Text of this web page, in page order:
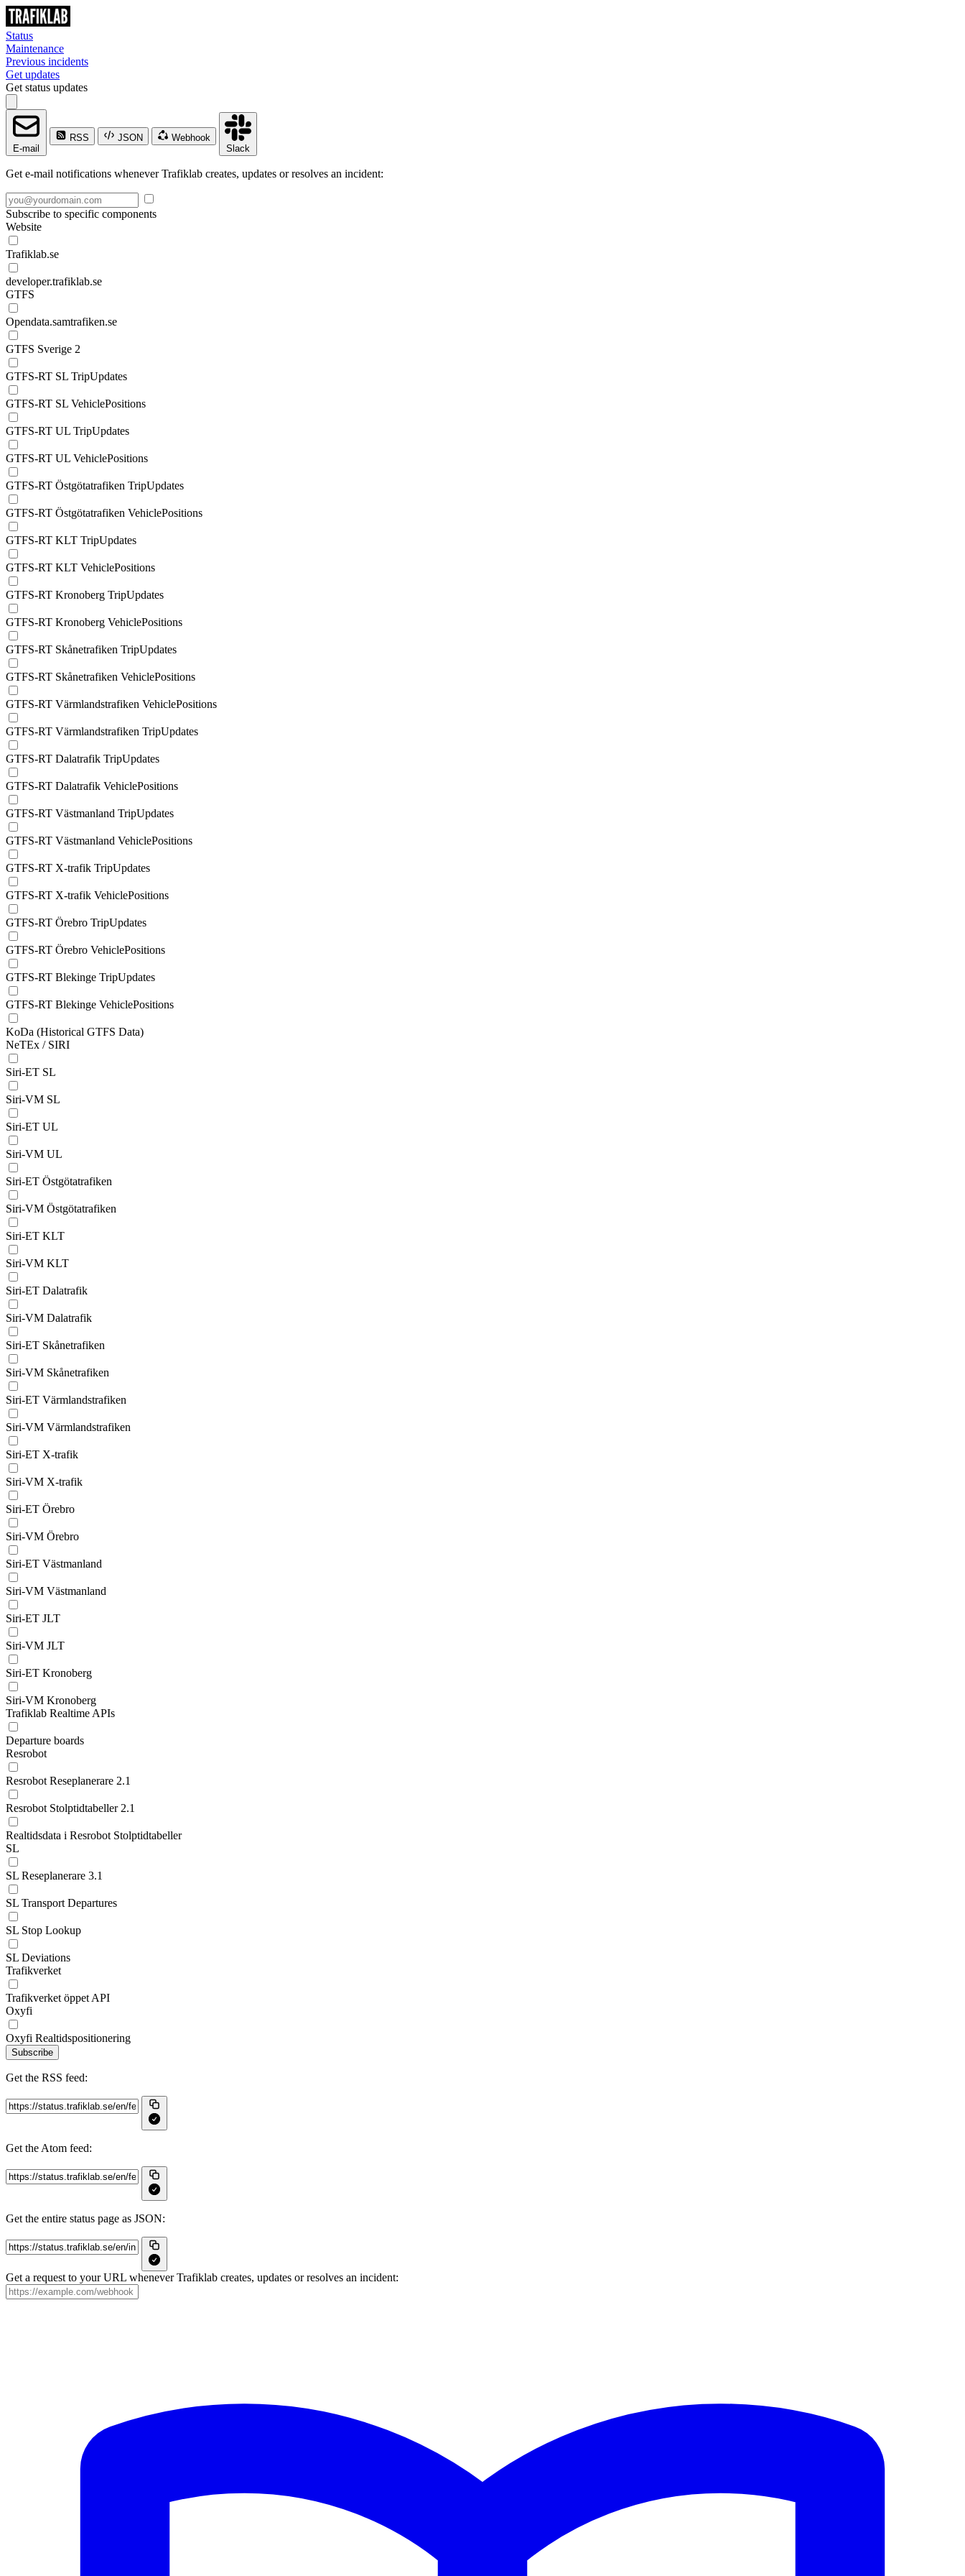
Status
Maintenance
Previous incidents
Get updates
Get status updates
E-mail
RSS JSON
Webhook
Slack
Get e-mail notifications whenever Trafiklab creates, updates or resolves an incident:
Subscribe to specific components
Website
Trafiklab.se
developer.trafiklab.se
GTFS
Opendata.samtrafiken.se
GTFS Sverige 2
GTFS-RT SL TripUpdates
GTFS-RT SL VehiclePositions
GTFS-RT UL TripUpdates
GTFS-RT UL VehiclePositions
GTFS-RT Östgötatrafiken TripUpdates
GTFS-RT Östgötatrafiken VehiclePositions
GTFS-RT KLT TripUpdates
GTFS-RT KLT VehiclePositions
GTFS-RT Kronoberg TripUpdates
GTFS-RT Kronoberg VehiclePositions
GTFS-RT Skånetrafiken TripUpdates
GTFS-RT Skånetrafiken VehiclePositions
GTFS-RT Värmlandstrafiken VehiclePositions
GTFS-RT Värmlandstrafiken TripUpdates
GTFS-RT Dalatrafik TripUpdates
GTFS-RT Dalatrafik VehiclePositions
GTFS-RT Västmanland TripUpdates
GTFS-RT Västmanland VehiclePositions
GTFS-RT X-trafik TripUpdates
GTFS-RT X-trafik VehiclePositions
GTFS-RT Örebro TripUpdates
GTFS-RT Örebro VehiclePositions
GTFS-RT Blekinge TripUpdates
GTFS-RT Blekinge VehiclePositions
KoDa (Historical GTFS Data)
NeTEx / SIRI
Siri-ET SL
Siri-VM SL
Siri-ET UL
Siri-VM UL
Siri-ET Östgötatrafiken
Siri-VM Östgötatrafiken
Siri-ET KLT
Siri-VM KLT
Siri-ET Dalatrafik
Siri-VM Dalatrafik
Siri-ET Skånetrafiken
Siri-VM Skånetrafiken
Siri-ET Värmlandstrafiken
Siri-VM Värmlandstrafiken
Siri-ET X-trafik
Siri-VM X-trafik
Siri-ET Örebro
Siri-VM Örebro
Siri-ET Västmanland
Siri-VM Västmanland
Siri-ET JLT
Siri-VM JLT
Siri-ET Kronoberg
Siri-VM Kronoberg
Trafiklab Realtime APIs
Departure boards
Resrobot
Resrobot Reseplanerare 2.1
Resrobot Stolptidtabeller 2.1
Realtidsdata i Resrobot Stolptidtabeller
SL
SL Reseplanerare 3.1
SL Transport Departures
SL Stop Lookup
SL Deviations
Trafikverket
Trafikverket öppet API
Oxyfi
Oxyfi Realtidspositionering
Subscribe
Get the RSS feed:
Get the Atom feed:
Get the entire status page as JSON:
Get a request to your URL whenever Trafiklab creates, updates or resolves an incident: